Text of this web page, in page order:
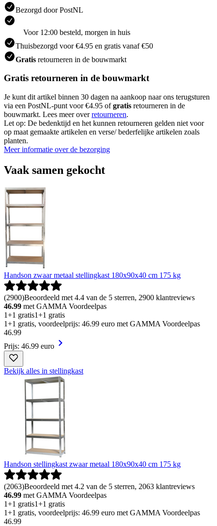
Bezorgd door PostNL
Voor 12:00 besteld, morgen in huis
Thuisbezorgd voor €4.95 en gratis vanaf €50
Gratis retourneren in de bouwmarkt
Gratis retourneren in de bouwmarkt
Je kunt dit artikel binnen 30 dagen na aankoop naar ons terugsturen
via een PostNL-punt voor €4.95 ofgratis retourneren in de
bouwmarkt. Lees meer overretourneren.
Let op: De bedenktijd en het kunnen retourneren gelden niet voor
op maat gemaakte artikelen en verse/ bederfelijke artikelen zoals
planten.
Meer informatie over de bezorging
Vaak samen gekocht
Handson zwaar metaal stellingkast 180x90x40 cm 175 kg
(2900)Beoordeeld met 4.4 van de 5 sterren, 2900 klantreviews
46.99 met GAMMA Voordeelpas
1+1 gratis1+1 gratis
1+1 gratis, voordeelprijs: 46.99 euro met GAMMA Voordeelpas
46.99
Prijs: 46.99 euro
Bekijk alles in stellingkast
Handson stellingkast zwaar metaal 180x90x40 cm 175 kg
(2063)Beoordeeld met 4.2 van de 5 sterren, 2063 klantreviews
46.99 met GAMMA Voordeelpas
1+1 gratis1+1 gratis
1+1 gratis, voordeelprijs: 46.99 euro met GAMMA Voordeelpas
46.99